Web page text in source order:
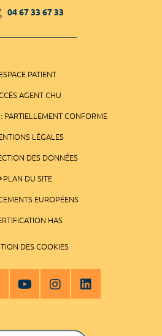
04 67 33 67 33
ESPACE PATIENT
AGENT CHU
: PARTIELLEMENT CONFORME
LÉGALES
DES DONNÉES
PLAN DU SITE
EUROPÉENS
HAS
DES COOKIES